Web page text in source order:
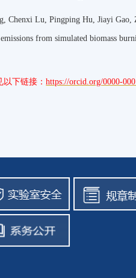
Chenxi Lu, Pingping Hu, Jiayi
from simulated biomass
以下链接：https://orcid.org/0000-